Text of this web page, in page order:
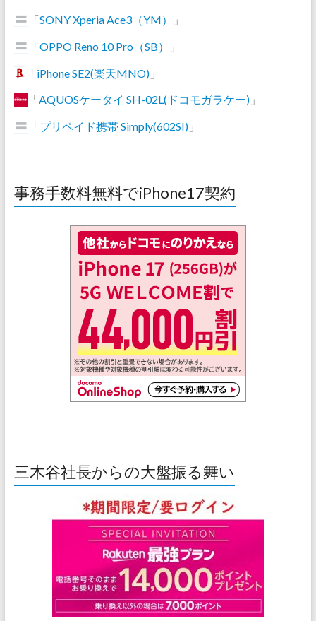
「SONY Xperia Ace3（YM）
」
「OPPO Reno 10 Pro（SB）
」
「iPhone SE2(楽天MNO)」
「AQUOSケータイ SH-02L(ドコモガラケー)」
「プリペイド携帯 Simply(602SI)」
事務手数料無料でiPhone17契約
三木谷社長からの大盤振る舞い